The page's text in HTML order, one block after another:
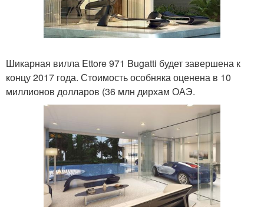
Шикарная вилла Ettore 971 Bugatti будет завершена к
концу 2017 года. Стоимость особняка оценена в 10
миллионов долларов (36 млн дирхам ОАЭ.